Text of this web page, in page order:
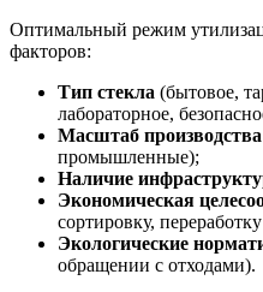
Оптимальный режим
факторов:
Тип стекла (бытовое,
лабораторное,
Масштаб производства
промышленные);
Наличие
Экономическая
сортировку,
Экологические
обращении с отходами).